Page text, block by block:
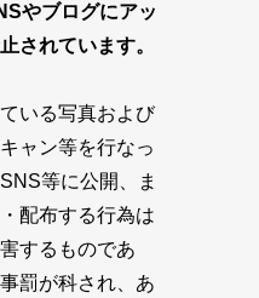
やブログにアッ
されています。
いる写真および
ャン等を行なっ
等に公開、ま
配布する行為は
するものであ
罰が科され、あ